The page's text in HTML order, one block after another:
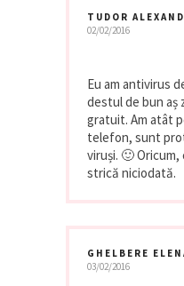
TUDOR
02/02/2016
Eu am antivirus
destul de bun aș
gratuit. Am atât
telefon, sunt
viruși. 🙂
strică niciodată.
GHELBERE
03/02/2016